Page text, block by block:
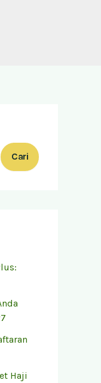
Cari
Haji